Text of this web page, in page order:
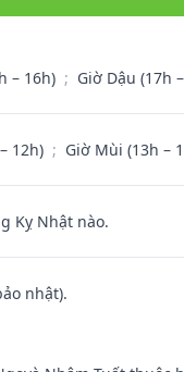
– 16h) ; Giờ Dậu (17h
12h) ; Giờ Mùi (13h –
Kỵ Nhật nào.
nhật).